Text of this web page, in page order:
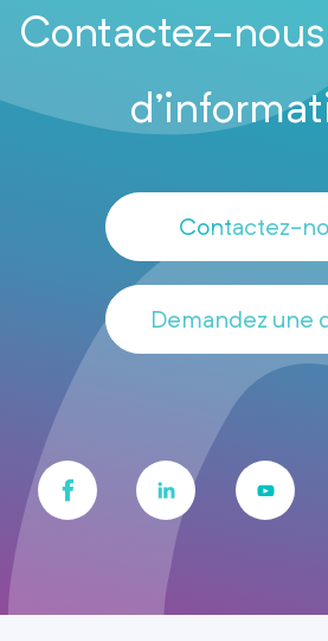
Contactez-
Contactez-
Demandez une